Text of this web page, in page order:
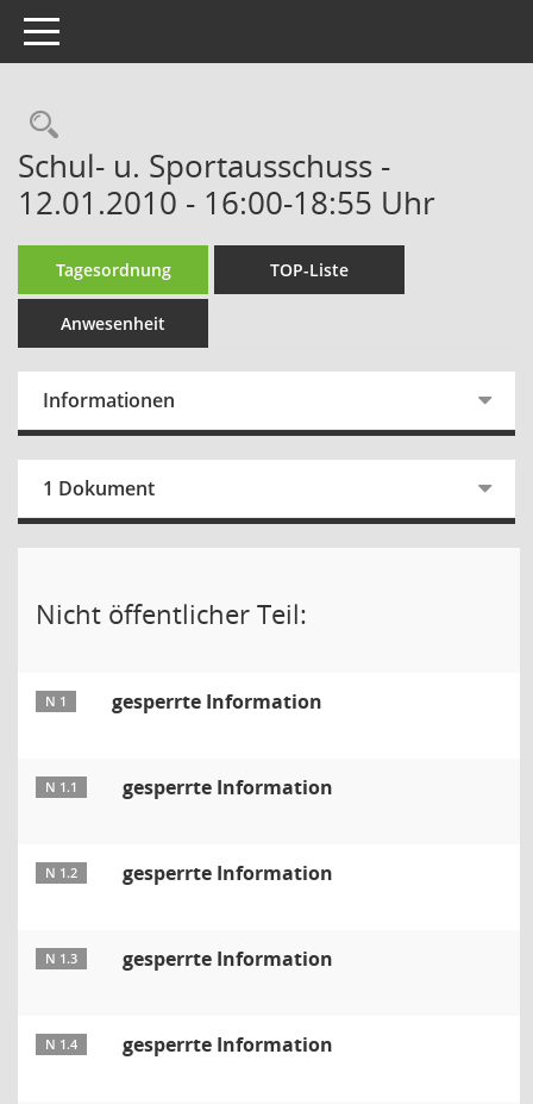
Toggle navigation
Rechercheauswahl
Schul- u. Sportausschuss -
12.01.2010 - 16:00-18:55 Uhr
Tagesordnung TOP-Liste
Anwesenheit
Informationen
1 Dokument
Nicht öffentlicher Teil:
N 1 gesperrte Information
N 1.1 gesperrte Information
N 1.2 gesperrte Information
N 1.3 gesperrte Information
N 1.4 gesperrte Information